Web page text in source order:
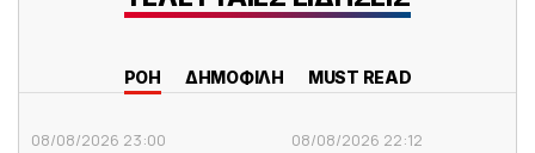
ΡΟΗ ΔΗΜΟΦΙΛΗ MUST READ
08/08/2026 23:00 08/08/2026 22:12